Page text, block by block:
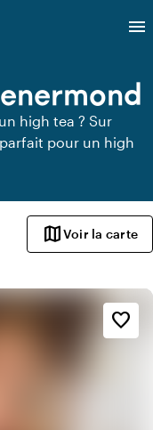
menu
high tea ? Sur
pour un high
mapVoir la carte
favorite_border
Ambiance
info
Classique